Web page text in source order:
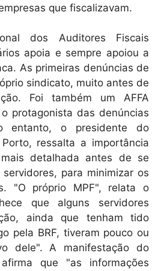
que fiscalizavam.
dos Auditores Fiscais
apoia e sempre apoiou a
As primeiras denúncias de
sindicato, muito antes de
Foi também um AFFA
protagonista das denúncias
entanto, o presidente do
ressalta a importância
detalhada antes de se
para minimizar os
"O próprio MPF", relata o
que alguns servidores
ainda que tenham tido
pela BRF, tiveram pouco ou
dele". A manifestação do
que "as informações